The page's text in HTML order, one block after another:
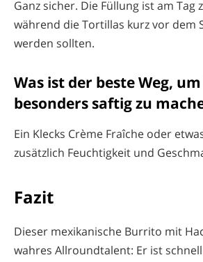
Ganz sicher. Die Füllung ist am Tag
während die Tortillas kurz vor dem
werden sollten.
Was ist der beste Weg,
besonders saftig zu
Ein Klecks Crème Fraîche oder
zusätzlich Feuchtigkeit und
Fazit
Dieser mexikanische Burrito mit
wahres Allroundtalent: Er ist